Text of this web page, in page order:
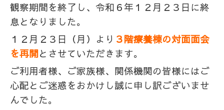
観察期間を終了し、令和６年１２月２３日に終
息となりました。
１２月２３日（月）より ３階療養棟の対面面会
を再開とさせていただきます。
ご利用者様、ご家族様、関係機関の皆様にはご
心配とご迷惑をおかけし誠に申し訳ございませ
んでした。